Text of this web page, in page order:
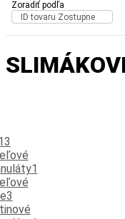
Zoradiť podľa
ID tovaru Zostupne
1
3